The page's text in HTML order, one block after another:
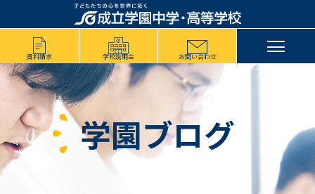
資料請求 学校説明会 お問い合わせ
学園ブログ